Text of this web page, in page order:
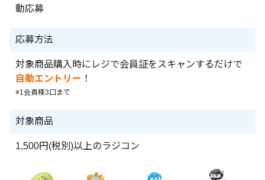
動応募
応募方法
対象商品購入時にレジで会員証をスキャンするだけで
自動エントリー ！
※1会員様3口まで
対象商品
1,500円(税別)以上のラジコン